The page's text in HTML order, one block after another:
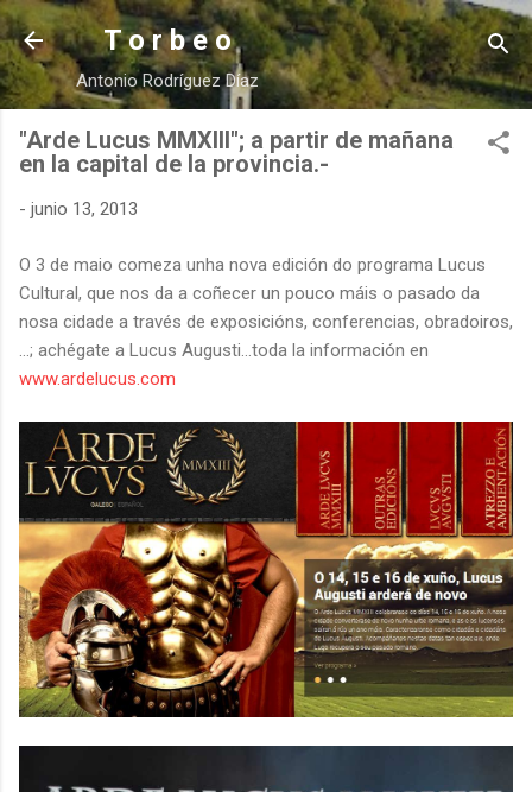
Ir al contenido principal
T o r b e o
Antonio Rodríguez Díaz
"Arde Lucus MMXIII"; a partir de mañana
en la capital de la provincia.-
- junio 13, 2013
O 3 de maio comeza unha nova edición do programa Lucus
Cultural, que nos da a coñecer un pouco máis o pasado da
nosa cidade a través de exposicións, conferencias, obradoiros,
…; achégate a Lucus Augusti…toda la información en
www.ardelucus.com